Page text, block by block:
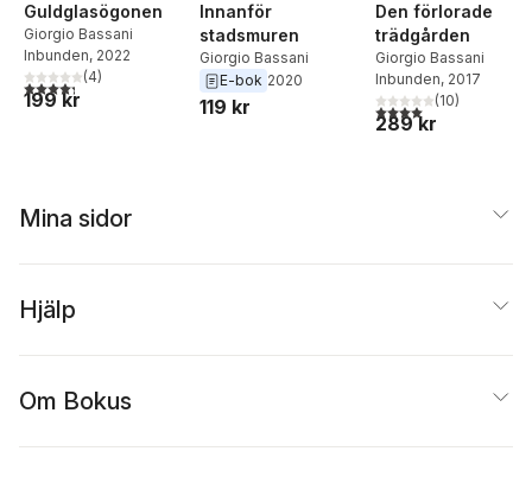
Guldglasögonen
Giorgio Bassani
Inbunden, 2022
4,3utav 5 stjärnor. Totalt antal röster:
(4)
199 kr
Innanför
stadsmuren
Giorgio Bassani
E-bok 2020
119 kr
Den förlorade
trädgården
Giorgio Bassani
Inbunden, 2017
4,0utav 5 stjärnor.
(10)
289 kr
Mina sidor
Hjälp
Om Bokus